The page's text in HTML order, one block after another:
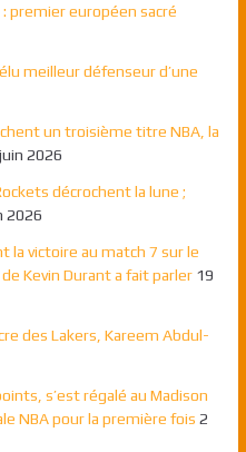
: premier européen sacré
meilleur défenseur d’une
un troisième titre NBA, la
2026
décrochent la lune ;
2026
la victoire au match 7 sur le
Kevin Durant a fait parler 19
des Lakers, Kareem Abdul-
s’est régalé au Madison
NBA pour la première fois 2